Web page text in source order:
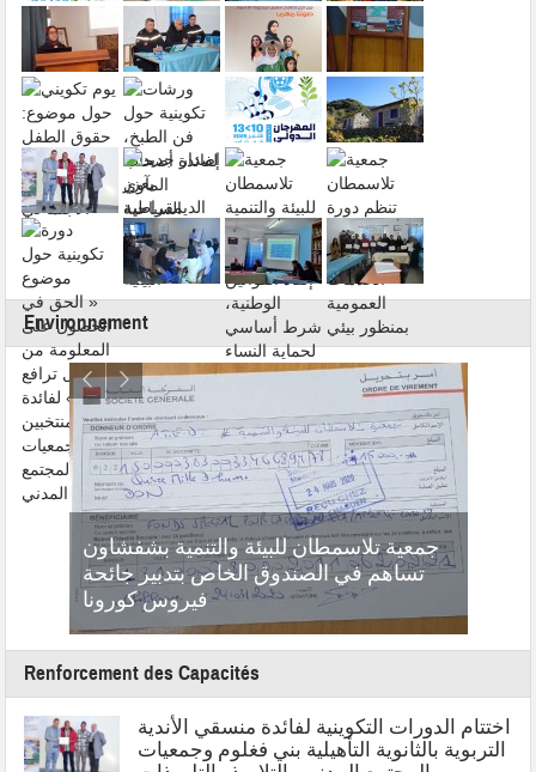
Environnement
جمعية تلاسمطان للبيئة والتنمية بشفشاون
تساهم في الصندوق الخاص بتدبير جائحة
فيروس كورونا
Renforcement des Capacités
اختتام الدورات التكوينية لفائدة منسقي الأندية
التربوية بالثانوية التأهيلية بني فغلوم وجمعيات